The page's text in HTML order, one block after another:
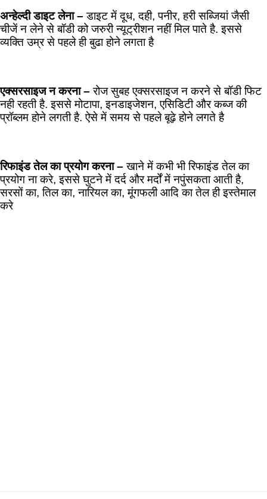
अन्हेल्दी डाइट लेना – डाइट में दूध, दही, पनीर, हरी सब्जियां जैसी
चीजें न लेने से बॉडी को जरुरी न्यूट्रीशन नहीं मिल पाते है. इससे
व्यक्ति उम्र से पहले ही बुढा होने लगता है
एक्सरसाइज न करना – रोज सुबह एक्सरसाइज न करने से बॉडी फिट
नही रहती है. इससे मोटापा, इनडाइजेशन, एसिडिटी और कब्ज की
प्रॉब्लम होने लगती है. ऐसे में समय से पहले बूढ़े होने लगते है
रिफाइंड तेल का प्रयोग करना – खाने में कभी भी रिफाइंड तेल का
प्रयोग ना करे, इससे घुटने में दर्द और मर्दों में नपुंसकता आती है,
सरसों का, तिल का, नारियल का, मूंगफली आदि का तेल ही इस्तेमाल
करे